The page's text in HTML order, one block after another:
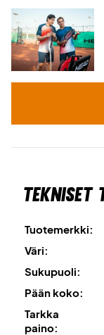
jännettä ja
Toimitetaan
Tekniset
Tuotemerkki:
Väri:
Sukupuoli:
Pään koko:
Tarkka
paino: